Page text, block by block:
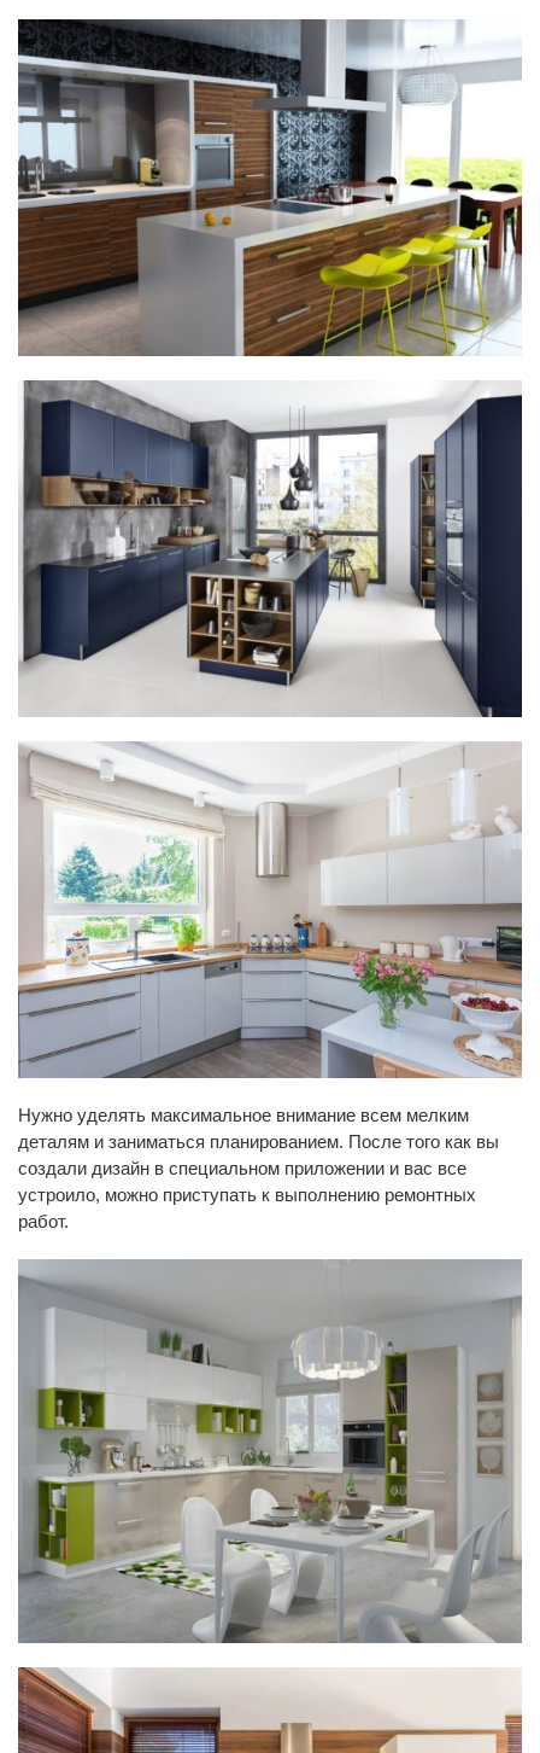
Нужно уделять максимальное внимание всем мелким
деталям и заниматься планированием. После того как вы
создали дизайн в специальном приложении и вас все
устроило, можно приступать к выполнению ремонтных
работ.